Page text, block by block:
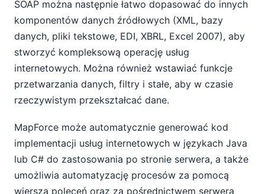
SOAP można następnie łatwo dopasować do innych
komponentów danych źródłowych (XML, bazy
danych, pliki tekstowe, EDI, XBRL, Excel 2007), aby
stworzyć kompleksową operację usług
internetowych. Można również wstawiać funkcje
przetwarzania danych, filtry i stałe, aby w czasie
rzeczywistym przekształcać dane.
MapForce może automatycznie generować kod
implementacji usług internetowych w językach Java
lub C# do zastosowania po stronie serwera, a także
umożliwia automatyzację procesów za pomocą
wiersza poleceń oraz za pośrednictwem serwera